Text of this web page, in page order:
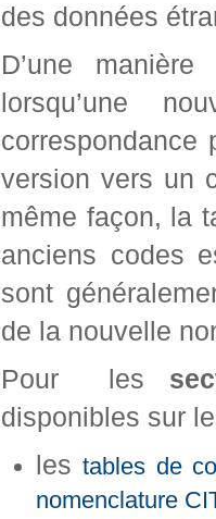
des données
D’une
lorsqu’une
correspondance
version vers un
même façon, la
anciens codes
sont
de la nouvelle
Pour les
disponibles sur
lestables de
nomenclature